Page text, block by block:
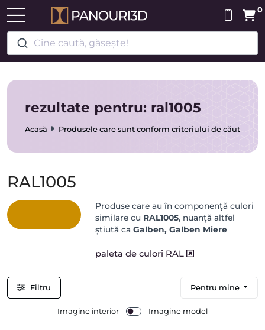
Cine caută, găsește!
0
rezultate pentru: ral1005
Acasă Produsele care sunt conform criteriului de căutare
RAL1005
Produse care au în componență culori
similare cu RAL1005, nuanță altfel
știută caGalben, Galben Miere
paleta de culori RAL
Filtru Pentru mine
Imagine interior Imagine model